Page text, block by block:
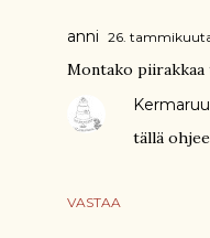
anni 26. tammikuuta
Montako piirakkaa
VASTAA
tällä